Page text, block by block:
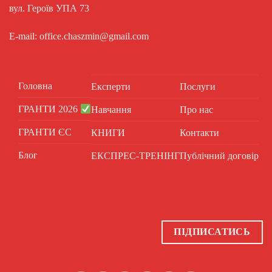
вул. Героїв УПА 73
E-mail: office.chaszmin@gmail.com
Головна
ГРАНТИ 2026
ГРАНТИ ЄС
Блог
Експерти
Навчання
КНИГИ
ЕКСПРЕС-ТРЕНІНГ
Послуги
Про нас
Контакти
Публічний договір
ПІДПИСАТИСЬ